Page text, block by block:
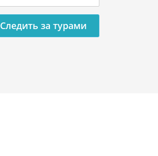
Следить за турами